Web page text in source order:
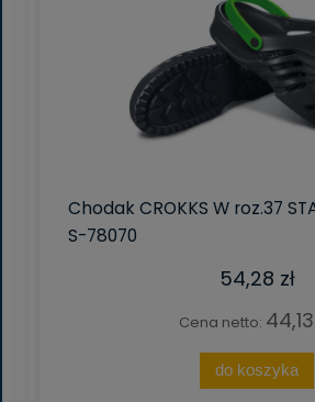
Chodak CROKKS W roz.37
S-78070
54,28 zł
Cena netto:
do koszyka